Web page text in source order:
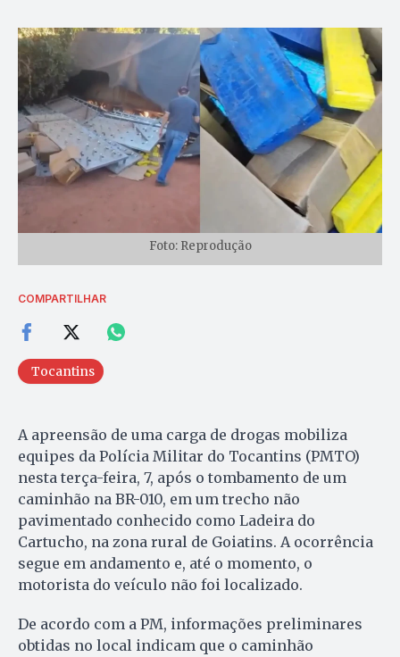
Foto: Reprodução
COMPARTILHAR
Tocantins
A apreensão de uma carga de drogas mobiliza
equipes da Polícia Militar do Tocantins (PMTO)
nesta terça-feira, 7, após o tombamento de um
caminhão na BR-010, em um trecho não
pavimentado conhecido como Ladeira do
Cartucho, na zona rural de Goiatins. A ocorrência
segue em andamento e, até o momento, o
motorista do veículo não foi localizado.
De acordo com a PM, informações preliminares
obtidas no local indicam que o caminhão